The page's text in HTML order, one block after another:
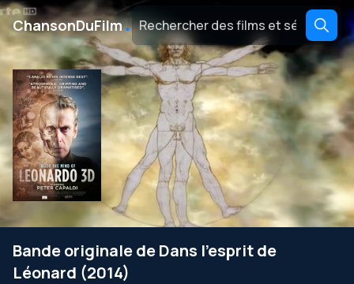
ChansonDuFilm․
Bande originale de Dans l’esprit de
Léonard (2014)